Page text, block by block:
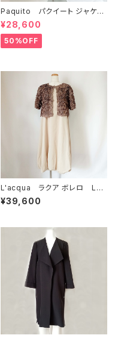
Paquito パクイート ジャケッ
ト PQ328JK
¥28,600
50%OFF
L'acqua ラクア ボレロ LN
003JK
¥39,600